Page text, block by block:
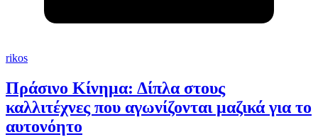
rikos
Πράσινο Κίνημα: Δίπλα στους
καλλιτέχνες που αγωνίζονται μαζικά για το
αυτονόητο